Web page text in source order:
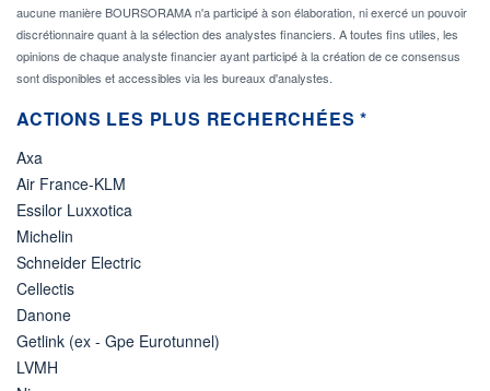
aucune manière BOURSORAMA n'a participé à son élaboration, ni exercé un pouvoir
discrétionnaire quant à la sélection des analystes financiers. A toutes fins utiles, les
opinions de chaque analyste financier ayant participé à la création de ce consensus
sont disponibles et accessibles via les bureaux d'analystes.
ACTIONS LES PLUS RECHERCHÉES *
Axa
Air France-KLM
Essilor Luxxotica
Michelin
Schneider Electric
Cellectis
Danone
Getlink (ex - Gpe Eurotunnel)
LVMH